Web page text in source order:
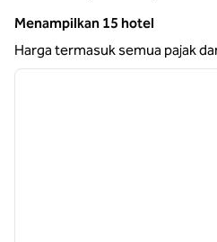
Menampilkan 15 hotel
Menampilkan 15 hotel
Harga termasuk semua pajak
1 dari 12